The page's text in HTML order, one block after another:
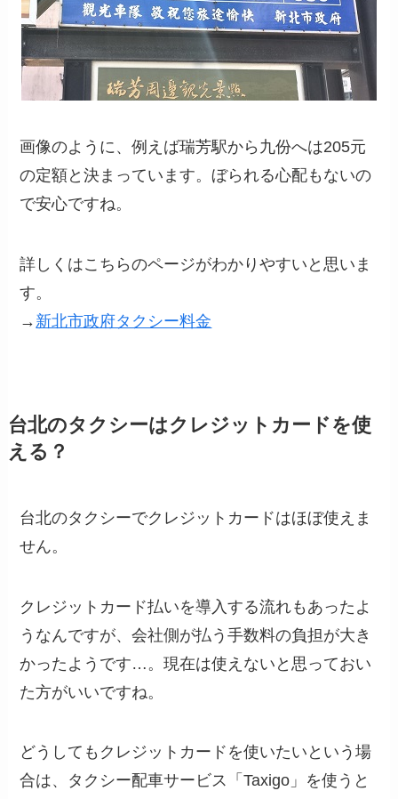
画像のように、例えば瑞芳駅から九份へは205元
の定額と決まっています。ぼられる心配もないの
で安心ですね。
詳しくはこちらのページがわかりやすいと思いま
す。
→ 新北市政府タクシー料金
台北のタクシーはクレジットカードを使
える？
台北のタクシーでクレジットカードはほぼ使えま
せん。
クレジットカード払いを導入する流れもあったよ
うなんですが、会社側が払う手数料の負担が大き
かったようです…。現在は使えないと思っておい
た方がいいですね。
どうしてもクレジットカードを使いたいという場
合は、タクシー配車サービス「Taxigo」を使うと